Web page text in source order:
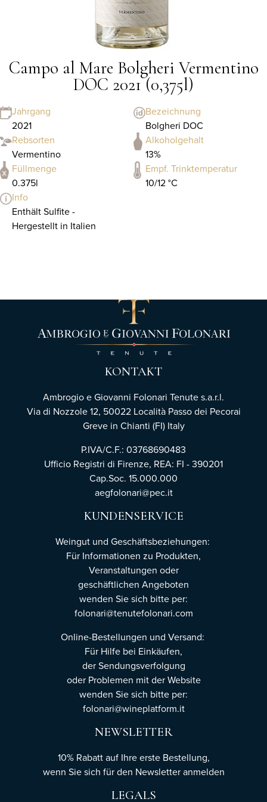
Campo al Mare Bolgheri Vermentino
DOC 2021 (0,375l)
Jahrgang
2021
Bezeichnung
Bolgheri DOC
Rebsorten
Vermentino
Alkoholgehalt
13%
Füllmenge
0.375l
Empf. Trinktemperatur
10/12 °C
Info
Enthält Sulfite -
Hergestellt in Italien
KONTAKT
Ambrogio e Giovanni Folonari Tenute s.a.r.l.
Via di Nozzole 12, 50022 Località Passo dei Pecorai
Greve in Chianti (FI) Italy
P.IVA/C.F.: 03768690483
Ufficio Registri di Firenze, REA: FI - 390201
Cap.Soc. 15.000.000
aegfolonari@pec.it
KUNDENSERVICE
Weingut und Geschäftsbeziehungen:
Für Informationen zu Produkten,
Veranstaltungen oder
geschäftlichen Angeboten
wenden Sie sich bitte per:
folonari@tenutefolonari.com
Online-Bestellungen und Versand:
Für Hilfe bei Einkäufen,
der Sendungsverfolgung
oder Problemen mit der Website
wenden Sie sich bitte per:
folonari@wineplatform.it
NEWSLETTER
10% Rabatt auf Ihre erste Bestellung,
wenn Sie sich für den Newsletteranmelden
LEGALS